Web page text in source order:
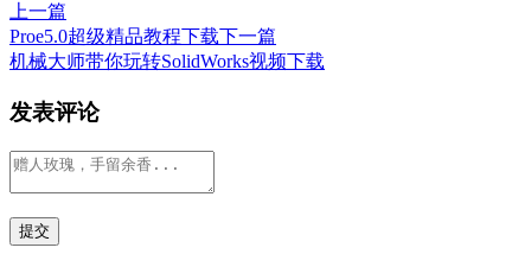
上一篇
Proe5.0超级精品教程下载 下一篇
机械大师带你玩转SolidWorks视频下载
发表评论